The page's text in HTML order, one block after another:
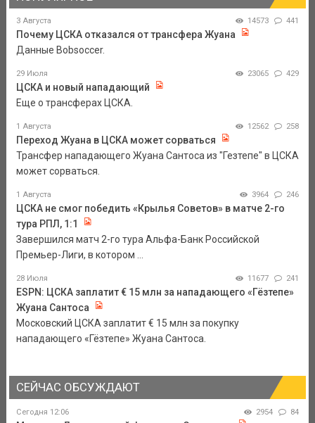
3 Августа 14573 441
Почему ЦСКА отказался от трансфера Жуана
Данные Bobsoccer.
29 Июля 23065 429
ЦСКА и новый нападающий
Еще о трансферах ЦСКА.
1 Августа 12562 258
Переход Жуана в ЦСКА может сорваться
Трансфер нападающего Жуана Сантоса из "Гезтепе" в ЦСКА
может сорваться.
1 Августа 3964 246
ЦСКА не смог победить «Крылья Советов» в матче 2-го
тура РПЛ, 1:1
Завершился матч 2-го тура Альфа-Банк Российской
Премьер-Лиги, в котором ...
28 Июля 11677 241
ESPN: ЦСКА заплатит € 15 млн за нападающего «Гёзтепе»
Жуана Сантоса
Московский ЦСКА заплатит € 15 млн за покупку
нападающего «Гёзтепе» Жуана Сантоса.
СЕЙЧАС ОБСУЖДАЮТ
Сегодня 12:06 2954 84